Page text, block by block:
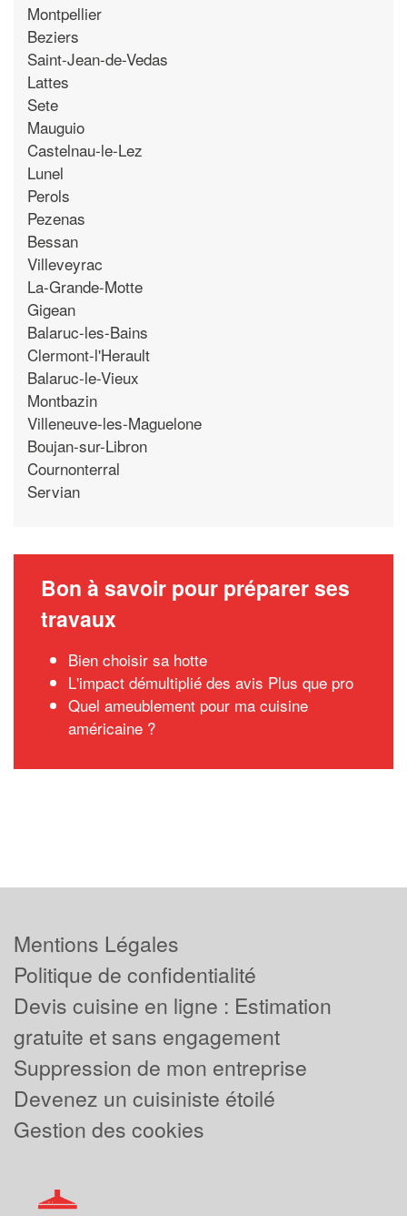
Montpellier
Beziers
Saint-Jean-de-Vedas
Lattes
Sete
Mauguio
Castelnau-le-Lez
Lunel
Perols
Pezenas
Bessan
Villeveyrac
La-Grande-Motte
Gigean
Balaruc-les-Bains
Clermont-l'Herault
Balaruc-le-Vieux
Montbazin
Villeneuve-les-Maguelone
Boujan-sur-Libron
Cournonterral
Servian
Bon à savoir pour préparer ses
travaux
Bien choisir sa hotte
L'impact démultiplié des avis Plus que pro
Quel ameublement pour ma cuisine
américaine ?
Mentions Légales
Politique de confidentialité
Devis cuisine en ligne : Estimation
gratuite et sans engagement
Suppression de mon entreprise
Devenez un cuisiniste étoilé
Gestion des cookies